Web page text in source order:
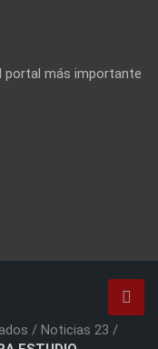
portal más importante
/ Noticias 23 /